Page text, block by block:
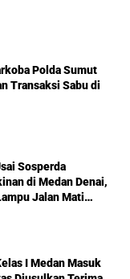
Polda Sumut
Transaksi Sabu di
Sosperda
di Medan Denai,
Jalan Mati
I Medan Masuk